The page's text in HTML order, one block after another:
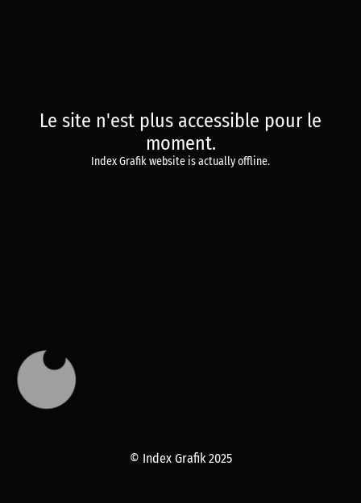
Le site n'est plus accessible pour le
moment.
Index Grafik website is actually offline.
© Index Grafik 2025